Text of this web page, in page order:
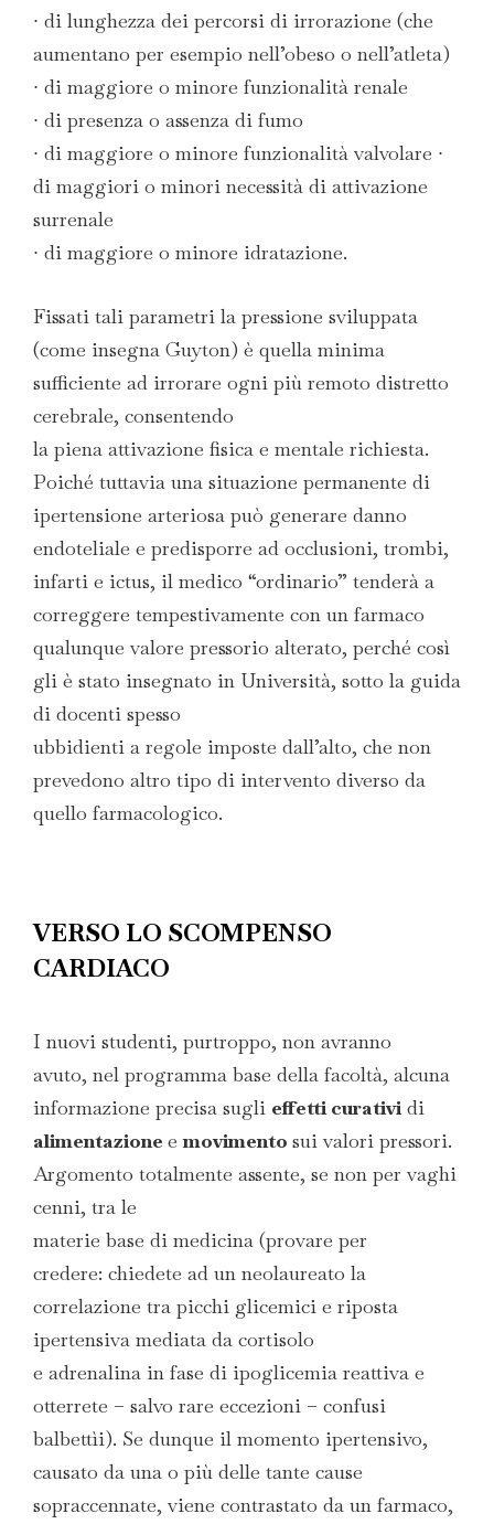
∙ di lunghezza dei percorsi di irrorazione (che
aumentano per esempio nell’obeso o nell’atleta)
∙ di maggiore o minore funzionalità renale
∙ di presenza o assenza di fumo
∙ di maggiore o minore funzionalità valvolare ∙
di maggiori o minori necessità di attivazione
surrenale
∙ di maggiore o minore idratazione.
Fissati tali parametri la pressione sviluppata
(come insegna Guyton) è quella minima
sufficiente ad irrorare ogni più remoto distretto
cerebrale, consentendo
la piena attivazione fisica e mentale richiesta.
Poiché tuttavia una situazione permanente di
ipertensione arteriosa può generare danno
endoteliale e predisporre ad occlusioni, trombi,
infarti e ictus, il medico “ordinario” tenderà a
correggere tempestivamente con un farmaco
qualunque valore pressorio alterato, perché così
gli è stato insegnato in Università, sotto la guida
di docenti spesso
ubbidienti a regole imposte dall’alto, che non
prevedono altro tipo di intervento diverso da
quello farmacologico.
VERSO LO SCOMPENSO
CARDIACO
I nuovi studenti, purtroppo, non avranno
avuto, nel programma base della facoltà, alcuna
informazione precisa sugli effetti curatividi
alimentazione emovimento sui valori pressori.
Argomento totalmente assente, se non per vaghi
cenni, tra le
materie base di medicina (provare per
credere: chiedete ad un neolaureato la
correlazione tra picchi glicemici e riposta
ipertensiva mediata da cortisolo
e adrenalina in fase di ipoglicemia reattiva e
otterrete – salvo rare eccezioni – confusi
balbettìi). Se dunque il momento ipertensivo,
causato da una o più delle tante cause
sopraccennate, viene contrastato da un farmaco,